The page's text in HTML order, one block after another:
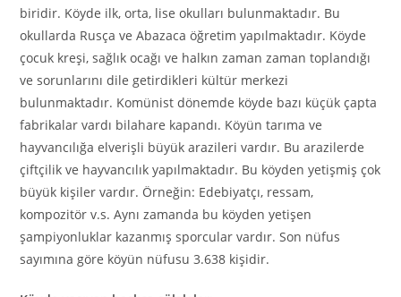
biridir. Köyde ilk, orta, lise okulları bulunmaktadır. Bu
okullarda Rusça ve Abazaca öğretim yapılmaktadır. Köyde
çocuk kreşi, sağlık ocağı ve halkın zaman zaman toplandığı
ve sorunlarını dile getirdikleri kültür merkezi
bulunmaktadır. Komünist dönemde köyde bazı küçük çapta
fabrikalar vardı bilahare kapandı. Köyün tarıma ve
hayvancılığa elverişli büyük arazileri vardır. Bu arazilerde
çiftçilik ve hayvancılık yapılmaktadır. Bu köyden yetişmiş çok
büyük kişiler vardır. Örneğin: Edebiyatçı, ressam,
kompozitör v.s. Aynı zamanda bu köyden yetişen
şampiyonluklar kazanmış sporcular vardır. Son nüfus
sayımına göre köyün nüfusu 3.638 kişidir.